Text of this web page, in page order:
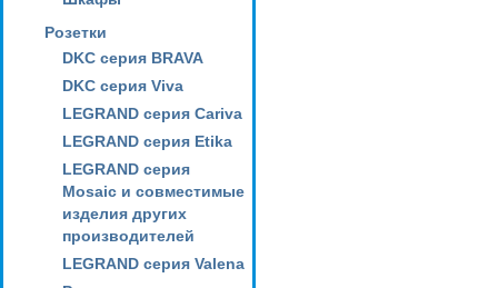
Розетки
DKC серия BRAVA
DKC серия Viva
LEGRAND серия Cariva
LEGRAND серия Etika
LEGRAND серия
Mosaic и совместимые
изделия других
производителей
LEGRAND серия Valena